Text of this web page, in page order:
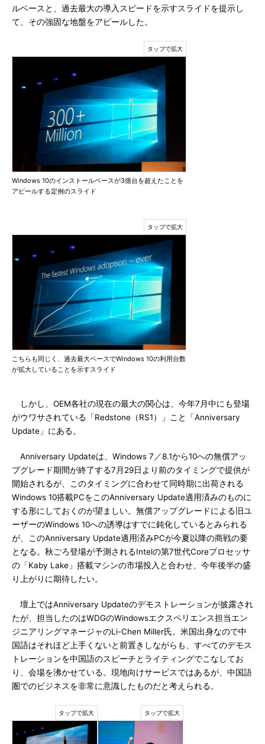
ルベースと、過去最大の導入スピードを示すスライドを提示し
て、その強固な地盤をアピールした。
Windows 10のインストールベースが3億台を超えたことを
アピールする定例のスライド
こちらも同じく、過去最大ペースでWindows 10の利用台数
が拡大していることを示すスライド
しかし、OEM各社の現在の最大の関心は、今年7月中にも登場
がウワサされている「Redstone（RS1）」こと「Anniversary
Update」にある。
Anniversary Updateは、Windows 7／8.1から10への無償アッ
プグレード期間が終了する7月29日より前のタイミングで提供が
開始されるが、このタイミングに合わせて同時期に出荷される
Windows 10搭載PCをこのAnniversary Update適用済みのものに
する形にしておくのが望ましい。無償アップグレードによる旧ユ
ーザーのWindows 10への誘導はすでに鈍化しているとみられる
が、このAnniversary Update適用済みPCが今夏以降の商戦の要
となる。秋ごろ登場が予測されるIntelの第7世代Coreプロセッサ
の「Kaby Lake」搭載マシンの市場投入と合わせ、今年後半の盛
り上がりに期待したい。
壇上ではAnniversary Updateのデモストレーションが披露され
たが、担当したのはWDGのWindowsエクスペリエンス担当エン
ジニアリングマネージャのLi-Chen Miller氏。米国出身なので中
国語はそれほど上手くないと前置きしながらも、すべてのデモス
トレーションを中国語のスピーチとライティングでこなしてお
り、会場を沸かせている。現地向けサービスではあるが、中国語
圏でのビジネスを非常に意識したものだと考えられる。